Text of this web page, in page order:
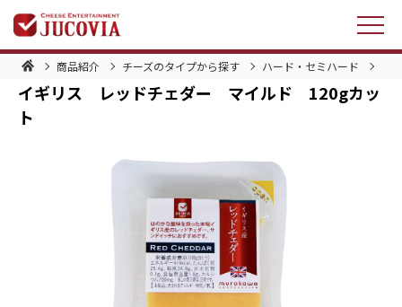
商品紹介 チーズのタイプから探す ハード・セミハード
イギリス レッドチェダー マイルド 120gカッ
ト